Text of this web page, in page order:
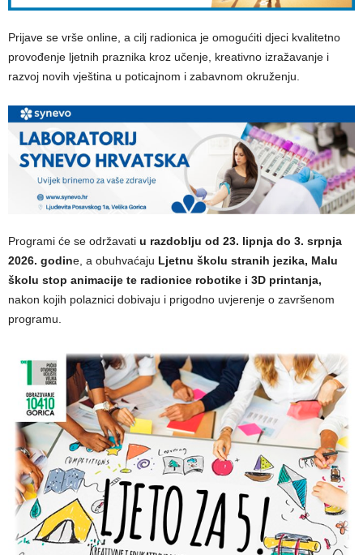
Prijave se vrše online, a cilj radionica je omogućiti djeci kvalitetno
provođenje ljetnih praznika kroz učenje, kreativno izražavanje i
razvoj novih vještina u poticajnom i zabavnom okruženju.
Programi će se održavati u razdoblju od 23. lipnja do 3. srpnja
2026. godine, a obuhvaćaju Ljetnu školu stranih jezika, Malu
školu stop animacije te radionice robotike i 3D printanja,
nakon kojih polaznici dobivaju i prigodno uvjerenje o završenom
programu.